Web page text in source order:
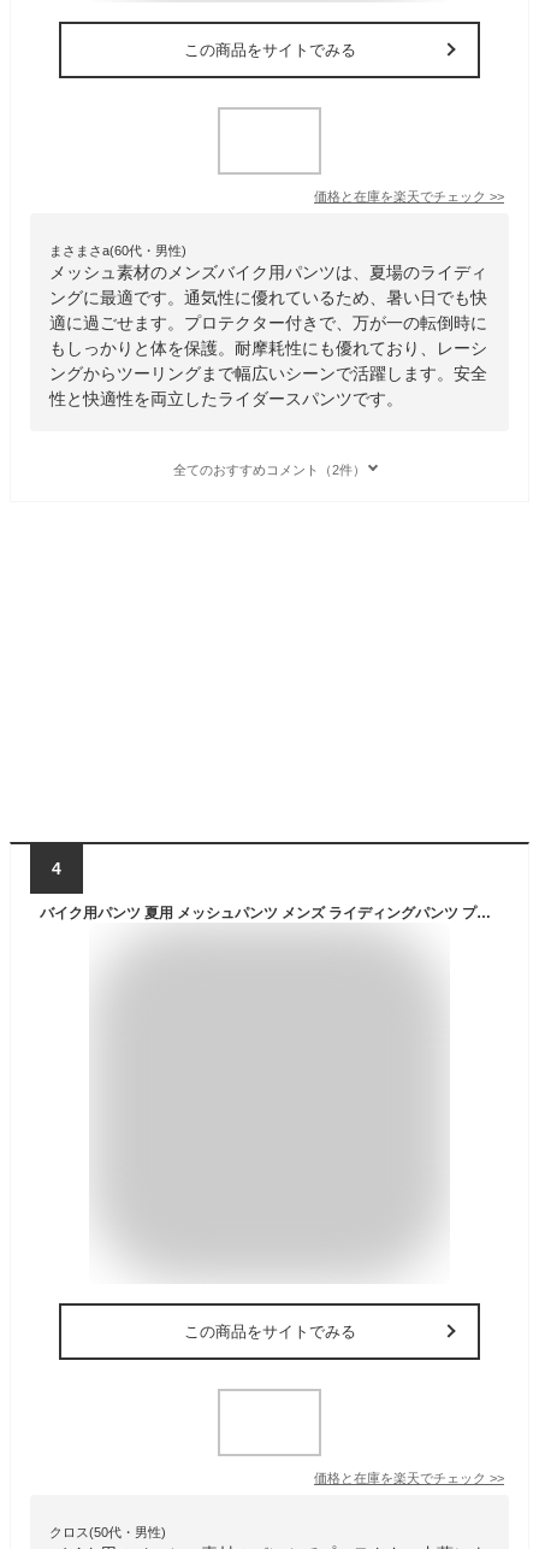
この商品をサイトでみる
価格と在庫を楽天でチェック >>
まさまさa(60代・男性)
メッシュ素材のメンズバイク用パンツは、夏場のライディ
ングに最適です。通気性に優れているため、暑い日でも快
適に過ごせます。プロテクター付きで、万が一の転倒時に
もしっかりと体を保護。耐摩耗性にも優れており、レーシ
ングからツーリングまで幅広いシーンで活躍します。安全
性と快適性を両立したライダースパンツです。
全てのおすすめコメント（2件）
4
バイク用パンツ 夏用 メッシュパンツ メンズ ライディングパンツ プロテクター付き ライダースパンツ 夏 バイクズボン 通気性 耐磨 ブラック ブルー
この商品をサイトでみる
価格と在庫を楽天でチェック >>
クロス(50代・男性)